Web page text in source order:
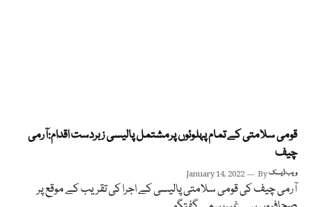
قومی سلامتی کے تمام پہلوئوں پرمشتمل پالیسی زبردست اقدام:آرمی
چیف
January 14, 2022 Byویب ڈیسک
آرمی چیف کی قومی سلامتی پالیسی کے اجرا کی تقریب کے موقع پر